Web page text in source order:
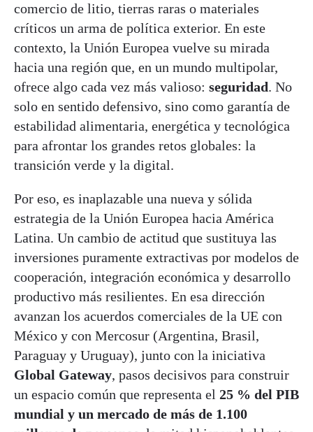
comercio de litio, tierras raras o materiales
críticos un arma de política exterior. En este
contexto, la Unión Europea vuelve su mirada
hacia una región que, en un mundo multipolar,
ofrece algo cada vez más valioso: seguridad. No
solo en sentido defensivo, sino como garantía de
estabilidad alimentaria, energética y tecnológica
para afrontar los grandes retos globales: la
transición verde y la digital.
Por eso, es inaplazable una nueva y sólida
estrategia de la Unión Europea hacia América
Latina. Un cambio de actitud que sustituya las
inversiones puramente extractivas por modelos de
cooperación, integración económica y desarrollo
productivo más resilientes. En esa dirección
avanzan los acuerdos comerciales de la UE con
México y con Mercosur (Argentina, Brasil,
Paraguay y Uruguay), junto con la iniciativa
Global Gateway, pasos decisivos para construir
un espacio común que representa el 25 % del PIB
mundial y un mercado de más de 1.100